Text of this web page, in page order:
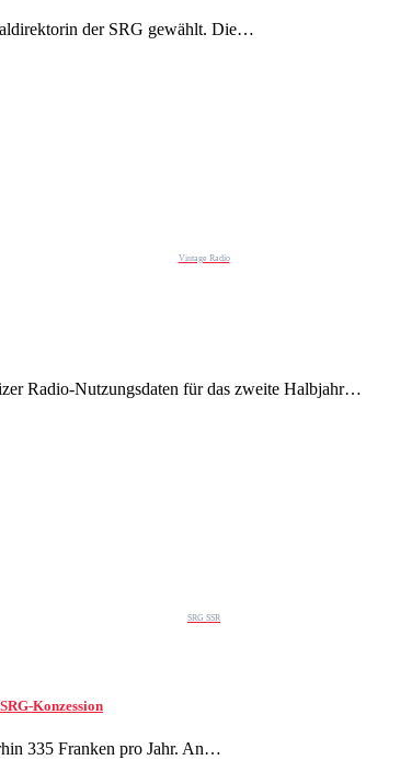
der SRG gewählt. Die…
Vintage Radio
Radio-Nutzungsdaten für das zweite Halbjahr…
SRG SSR
Konzession
335 Franken pro Jahr. An…